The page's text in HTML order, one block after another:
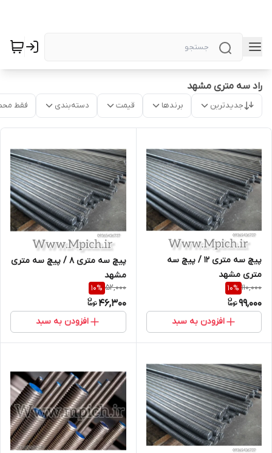
راد سه متری مشهد
جدیدترین برندها قیمت دسته‌بندی فقط
پیچ سه متری 12 / پیچ سه
متری مشهد
110,000
10%
99,000
افزودن به سبد
پیچ سه متری 8 / پیچ سه متری
مشهد
52,000
10%
46,300
افزودن به سبد